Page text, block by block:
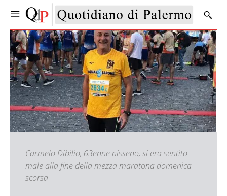
Carmelo Dibilio, 63enne nisseno, si era sentito
male alla fine della mezza maratona domenica
scorsa